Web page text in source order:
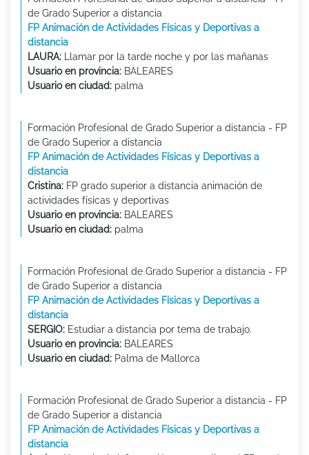
de Grado Superior a distancia
FP Animación de Actividades Físicas y Deportivas a
distancia
LAURA: Llamar por la tarde noche y por las mañanas
Usuario en provincia: BALEARES
Usuario en ciudad: palma
Formación Profesional de Grado Superior a distancia - FP
de Grado Superior a distancia
FP Animación de Actividades Físicas y Deportivas a
distancia
Cristina: FP grado superior a distancia animación de
actividades físicas y deportivas
Usuario en provincia: BALEARES
Usuario en ciudad: palma
Formación Profesional de Grado Superior a distancia - FP
de Grado Superior a distancia
FP Animación de Actividades Físicas y Deportivas a
distancia
SERGIO: Estudiar a distancia por tema de trabajo.
Usuario en provincia: BALEARES
Usuario en ciudad: Palma de Mallorca
Formación Profesional de Grado Superior a distancia - FP
de Grado Superior a distancia
FP Animación de Actividades Físicas y Deportivas a
distancia